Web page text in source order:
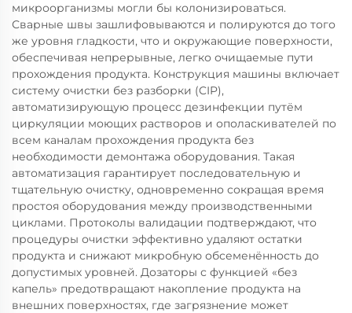
микроорганизмы могли бы колонизироваться.
Сварные швы зашлифовываются и полируются до того
же уровня гладкости, что и окружающие поверхности,
обеспечивая непрерывные, легко очищаемые пути
прохождения продукта. Конструкция машины включает
систему очистки без разборки (CIP),
автоматизирующую процесс дезинфекции путём
циркуляции моющих растворов и ополаскивателей по
всем каналам прохождения продукта без
необходимости демонтажа оборудования. Такая
автоматизация гарантирует последовательную и
тщательную очистку, одновременно сокращая время
простоя оборудования между производственными
циклами. Протоколы валидации подтверждают, что
процедуры очистки эффективно удаляют остатки
продукта и снижают микробную обсеменённость до
допустимых уровней. Дозаторы с функцией «без
капель» предотвращают накопление продукта на
внешних поверхностях, где загрязнение может